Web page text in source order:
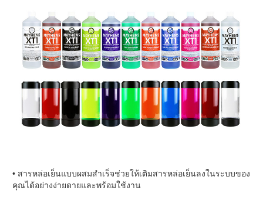
• สารหล่อเย็นแบบผสมสำเร็จช่วยให้เติมสารหล่อเย็นลงในระบบของ
คุณได้อย่างง่ายดายและพร้อมใช้งาน